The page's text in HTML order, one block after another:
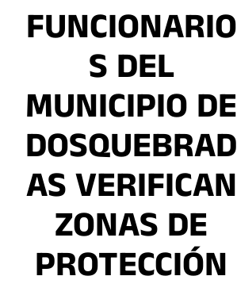
FUNCIONARIO
S DEL
MUNICIPIO DE
DOSQUEBRAD
AS VERIFICAN
ZONAS DE
PROTECCIÓN